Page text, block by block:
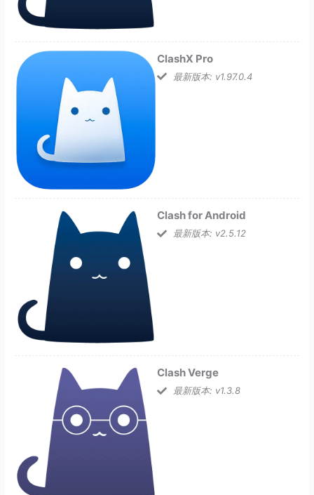
ClashX Pro
最新版本: v1.97.0.4
Clash for Android
最新版本: v2.5.12
Clash Verge
最新版本: v1.3.8